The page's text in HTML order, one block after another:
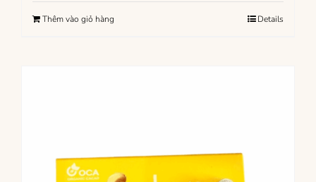
Thêm vào giỏ hàng Details